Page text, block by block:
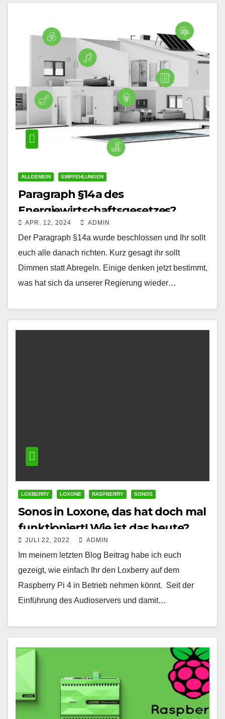
ALLGEMEIN EMPFEHLUNGEN
Paragraph §14a des
Energiewirtschaftsgesetzes?
APR. 12, 2024 ADMIN
Der Paragraph §14a wurde beschlossen und Ihr sollt
euch alle danach richten. Kurz gesagt ihr sollt
Dimmen statt Abregeln. Einige denken jetzt bestimmt,
was hat sich da unserer Regierung wieder…
LOXBERRY LOXONE RASPBERRY SONOS
Sonos in Loxone, das hat doch mal
funktioniert! Wie ist das heute?
JULI 22, 2022 ADMIN
Im meinem letzten Blog Beitrag habe ich euch
gezeigt, wie einfach Ihr den Loxberry auf dem
Raspberry Pi 4 in Betrieb nehmen könnt. Seit der
Einführung des Audioservers und damit…